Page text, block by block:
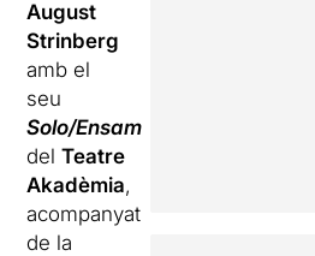
August
Strinberg
amb el
seu
Solo/Ensam
delTeatre
Akadèmia,
acompanyat
de la